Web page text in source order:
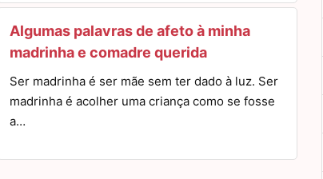
Algumas palavras de afeto à minha
madrinha e comadre querida
Ser madrinha é ser mãe sem ter dado à luz. Ser
madrinha é acolher uma criança como se fosse
a…